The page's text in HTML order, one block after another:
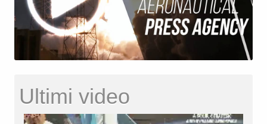
Ultimi video